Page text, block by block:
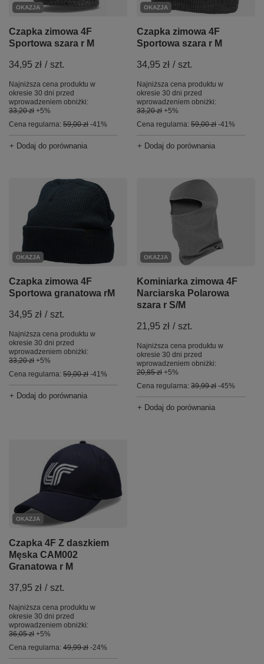
OKAZJA
Czapka zimowa 4F
Sportowa szara r M
34,95 zł / szt.
Najniższa cena produktu w
okresie 30 dni przed
wprowadzeniem obniżki:
33,20 zł +5%
Cena regularna: 59,00 zł -41%
+ Dodaj do porównania
OKAZJA
Czapka zimowa 4F
Sportowa szara r M
34,95 zł / szt.
Najniższa cena produktu w
okresie 30 dni przed
wprowadzeniem obniżki:
33,20 zł +5%
Cena regularna: 59,00 zł -41%
+ Dodaj do porównania
OKAZJA
Czapka zimowa 4F
Sportowa granatowa rM
34,95 zł / szt.
Najniższa cena produktu w
okresie 30 dni przed
wprowadzeniem obniżki:
33,20 zł +5%
Cena regularna: 59,00 zł -41%
+ Dodaj do porównania
OKAZJA
Kominiarka zimowa 4F
Narciarska Polarowa
szara r S/M
21,95 zł / szt.
Najniższa cena produktu w
okresie 30 dni przed
wprowadzeniem obniżki:
20,85 zł +5%
Cena regularna: 39,99 zł -45%
+ Dodaj do porównania
OKAZJA
Czapka 4F Z daszkiem
Męska CAM002
Granatowa r M
37,95 zł / szt.
Najniższa cena produktu w
okresie 30 dni przed
wprowadzeniem obniżki:
36,05 zł +5%
Cena regularna: 49,99 zł -24%